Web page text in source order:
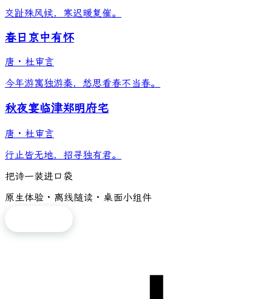
交趾殊风候，寒迟暖复催。
春日京中有怀
唐 · 杜审言
今年游寓独游秦，愁思看春不当春。
秋夜宴临津郑明府宅
唐 · 杜审言
行止皆无地，招寻独有君。
把诗一装进口袋
原生体验 · 离线随读 · 桌面小组件